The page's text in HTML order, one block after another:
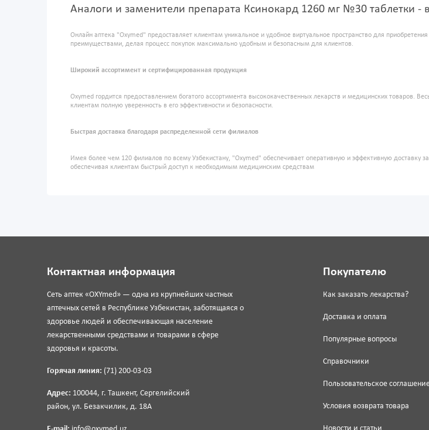
Аналоги и заменители препарата Ксинокард 1260 мг №30 таблетки -
Онлайн аптека "Oxymed" предоставляет клиентам уникальное и удобное виртуальное пространство для
преимуществами, делая процесс покупок максимально удобным и безопасным для клиентов.
Широкий ассортимент и сертифицированная продукция
Oxymed гордится предоставлением богатого ассортимента высококачественных лекарств и медицинских товаров.
клиентам полную уверенность в его эффективности и безопасности.
Быстрая доставка благодаря распределенной сети филиалов
Имея более чем 120 филиалов по всему Узбекистану, "Oxymed" обеспечивает оперативную и эффективную доставку
обеспечивая клиентам быстрый доступ к необходимым медицинским средствам
Контактная информация
Сеть аптек «OXYmed» — одна из крупнейших частных
аптечных сетей в Республике Узбекистан, заботящаяся о
здоровье людей и обеспечивающая население
лекарственными средствами и товарами в сфере
здоровья и красоты.
Горячая линия: (71) 200-03-03
Адрес: 100044, г. Ташкент, Сергелийский
район, ул. Безакчилик, д. 18А
Покупателю
Как заказать лекарства?
Доставка и оплата
Популярные вопросы
Справочники
Пользовательское
Условия возврата товара